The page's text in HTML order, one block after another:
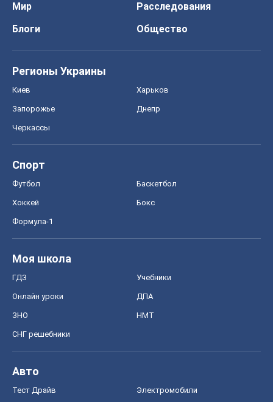
Мир
Расследования
Блоги
Общество
Регионы Украины
Киев Харьков
Запорожье Днепр
Черкассы
Спорт
Футбол Баскетбол
Хоккей Бокс
Формула-1
Моя школа
ГДЗ Учебники
Онлайн уроки ДПА
ЗНО НМТ
СНГ решебники
Авто
Тест Драйв Электромобили